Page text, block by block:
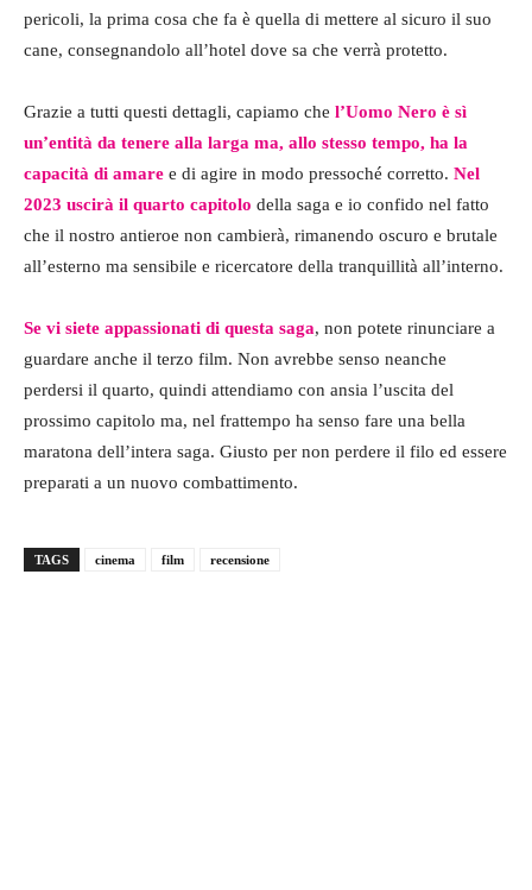
pericoli, la prima cosa che fa è quella di mettere al sicuro il suo
cane, consegnandolo all’hotel dove sa che verrà protetto.
Grazie a tutti questi dettagli, capiamo che l’Uomo Nero è sì
un’entità da tenere alla larga ma, allo stesso tempo, ha la
capacità di amare e di agire in modo pressoché corretto. Nel
2023 uscirà il quarto capitolo della saga e io confido nel fatto
che il nostro antieroe non cambierà, rimanendo oscuro e brutale
all’esterno ma sensibile e ricercatore della tranquillità all’interno.
Se vi siete appassionati di questa saga, non potete rinunciare a
guardare anche il terzo film. Non avrebbe senso neanche
perdersi il quarto, quindi attendiamo con ansia l’uscita del
prossimo capitolo ma, nel frattempo ha senso fare una bella
maratona dell’intera saga. Giusto per non perdere il filo ed essere
preparati a un nuovo combattimento.
TAGS cinema film recensione